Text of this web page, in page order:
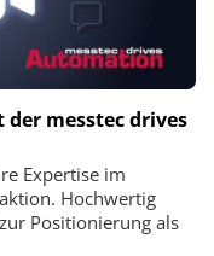
der messtec drives
Expertise im
Hochwertig
Positionierung als